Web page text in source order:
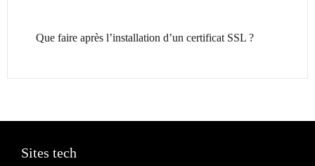
Que faire après l’installation d’un certificat SSL ?
Sites tech